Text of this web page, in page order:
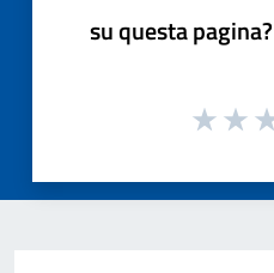
su questa pagina?